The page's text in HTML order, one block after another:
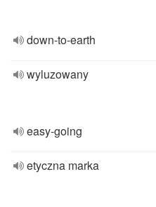
down-to-earth
wyluzowany
easy-going
etyczna marka